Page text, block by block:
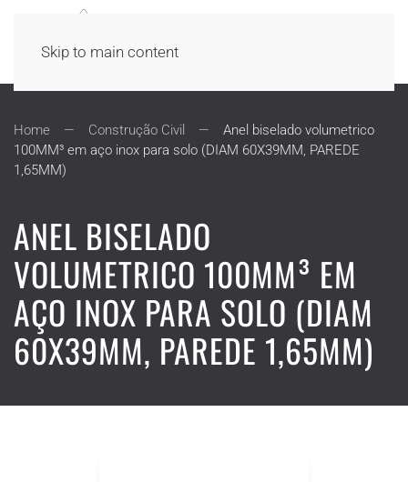
Skip to main content
Home Construção Civil
Anel biselado volumetrico
100MM³ em aço inox para solo (DIAM 60X39MM, PAREDE
1,65MM)
ANEL BISELADO
VOLUMETRICO 100MM³ EM
AÇO INOX PARA SOLO (DIAM
60X39MM, PAREDE 1,65MM)